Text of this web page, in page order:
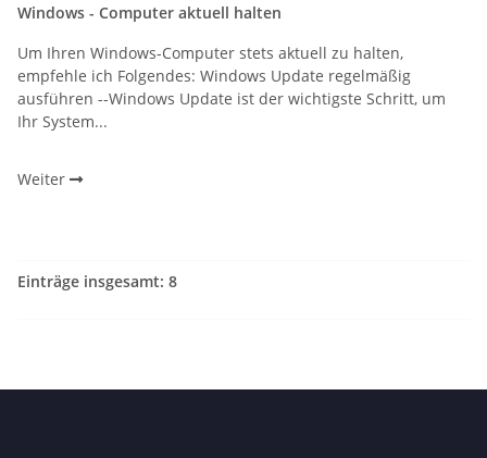
Windows - Computer aktuell halten
Um Ihren Windows-Computer stets aktuell zu halten,
empfehle ich Folgendes: Windows Update regelmäßig
ausführen --Windows Update ist der wichtigste Schritt, um
Ihr System...
Weiter
Einträge insgesamt: 8